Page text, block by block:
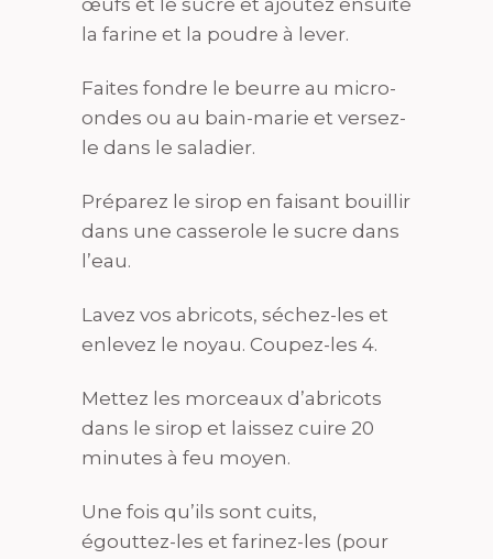
œufs et le sucre et ajoutez ensuite
la farine et la poudre à lever.
Faites fondre le beurre au micro-
ondes ou au bain-marie et versez-
le dans le saladier.
Préparez le sirop en faisant bouillir
dans une casserole le sucre dans
l’eau.
Lavez vos abricots, séchez-les et
enlevez le noyau. Coupez-les 4.
Mettez les morceaux d’abricots
dans le sirop et laissez cuire 20
minutes à feu moyen.
Une fois qu’ils sont cuits,
égouttez-les et farinez-les (pour